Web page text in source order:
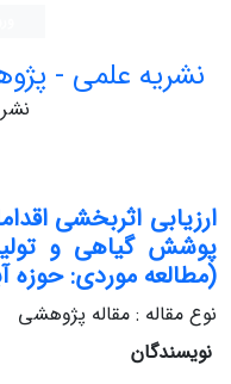
نشریه علمی -
ارزیابی اثربخشی
پوشش گیاهی و
(مطالعه موردی: حوزه
نوع مقاله : مقاله پژوهشی
نویسندگان